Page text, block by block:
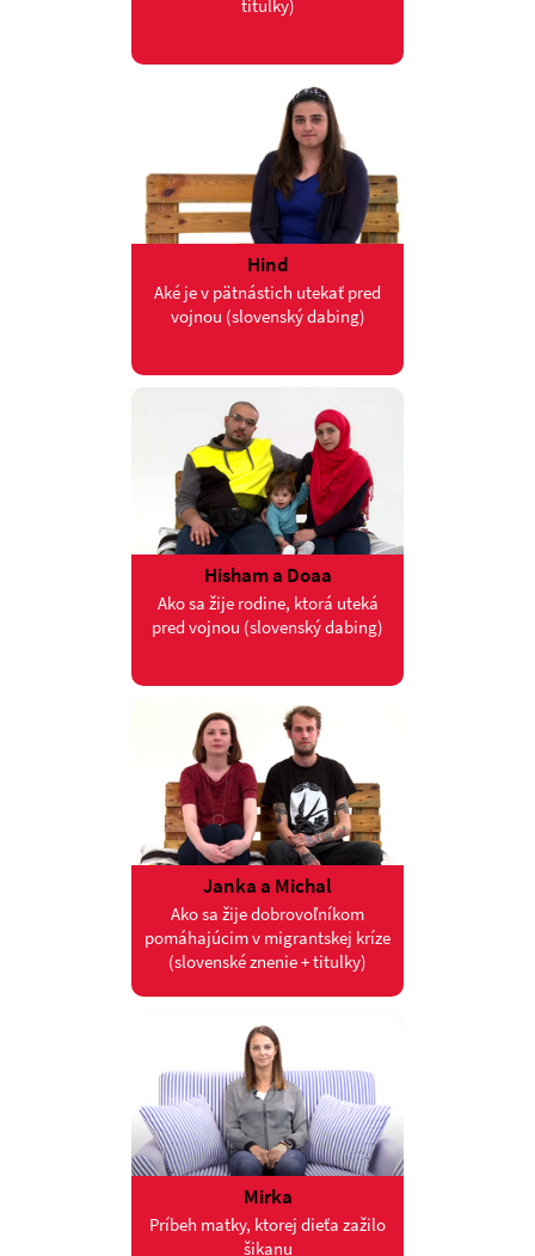
titulky)
Hind
Aké je v pätnástich utekať pred
vojnou (slovenský dabing)
Hisham a Doaa
Ako sa žije rodine, ktorá uteká
pred vojnou (slovenský dabing)
Janka a Michal
Ako sa žije dobrovoľníkom
pomáhajúcim v migrantskej kríze
(slovenské znenie + titulky)
Mirka
Príbeh matky, ktorej dieťa zažilo
šikanu